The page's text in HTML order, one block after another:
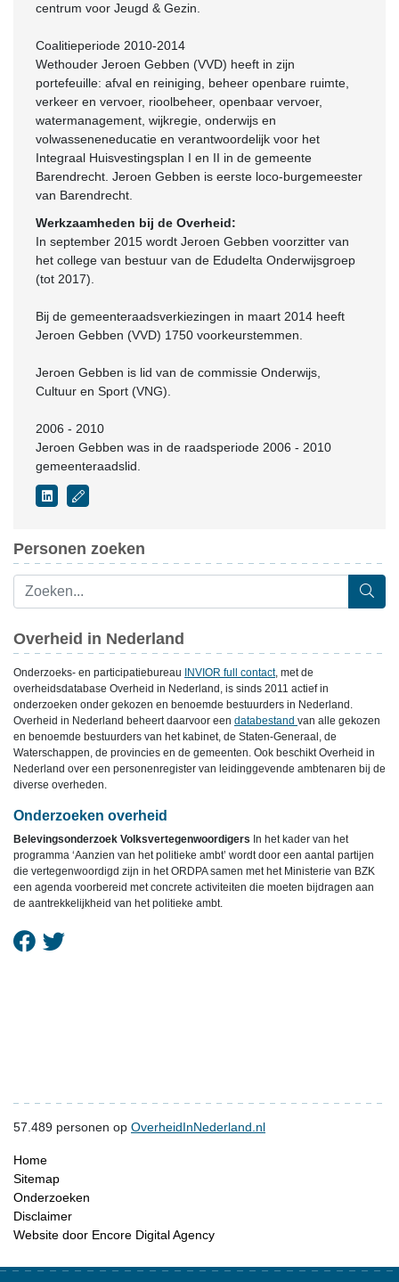
centrum voor Jeugd & Gezin.
Coalitieperiode 2010-2014
Wethouder Jeroen Gebben (VVD) heeft in zijn
portefeuille: afval en reiniging, beheer openbare ruimte,
verkeer en vervoer, rioolbeheer, openbaar vervoer,
watermanagement, wijkregie, onderwijs en
volwasseneneducatie en verantwoordelijk voor het
Integraal Huisvestingsplan I en II in de gemeente
Barendrecht. Jeroen Gebben is eerste loco-burgemeester
van Barendrecht.
Werkzaamheden bij de Overheid:
In september 2015 wordt Jeroen Gebben voorzitter van
het college van bestuur van de Edudelta Onderwijsgroep
(tot 2017).
Bij de gemeenteraadsverkiezingen in maart 2014 heeft
Jeroen Gebben (VVD) 1750 voorkeurstemmen.
Jeroen Gebben is lid van de commissie Onderwijs,
Cultuur en Sport (VNG).
2006 - 2010
Jeroen Gebben was in de raadsperiode 2006 - 2010
gemeenteraadslid.
Personen zoeken
Overheid in Nederland
Onderzoeks- en participatiebureau INVIOR full contact, met de
overheidsdatabase Overheid in Nederland, is sinds 2011 actief in
onderzoeken onder gekozen en benoemde bestuurders in Nederland.
Overheid in Nederland beheert daarvoor een databestand van alle gekozen
en benoemde bestuurders van het kabinet, de Staten-Generaal, de
Waterschappen, de provincies en de gemeenten. Ook beschikt Overheid in
Nederland over een personenregister van leidinggevende ambtenaren bij de
diverse overheden.
Onderzoeken overheid
Belevingsonderzoek Volksvertegenwoordigers In het kader van het
programma ‘Aanzien van het politieke ambt’ wordt door een aantal partijen
die vertegenwoordigd zijn in het ORDPA samen met het Ministerie van BZK
een agenda voorbereid met concrete activiteiten die moeten bijdragen aan
de aantrekkelijkheid van het politieke ambt.
57.489 personen op OverheidInNederland.nl
Home
Sitemap
Onderzoeken
Disclaimer
Website door Encore Digital Agency